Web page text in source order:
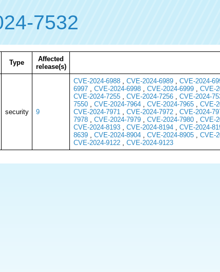
7532
Type
Affected
release(s)
security 9
CVE-2024-6988, CVE-2024-6989, CVE-2024-
6997, CVE-2024-6998, CVE-2024-6999, CVE-
CVE-2024-7255, CVE-2024-7256, CVE-2024-
7550, CVE-2024-7964, CVE-2024-7965, CVE-
CVE-2024-7971, CVE-2024-7972, CVE-2024-
7978, CVE-2024-7979, CVE-2024-7980, CVE-
CVE-2024-8193, CVE-2024-8194, CVE-2024-
8639, CVE-2024-8904, CVE-2024-8905, CVE-
CVE-2024-9122, CVE-2024-9123